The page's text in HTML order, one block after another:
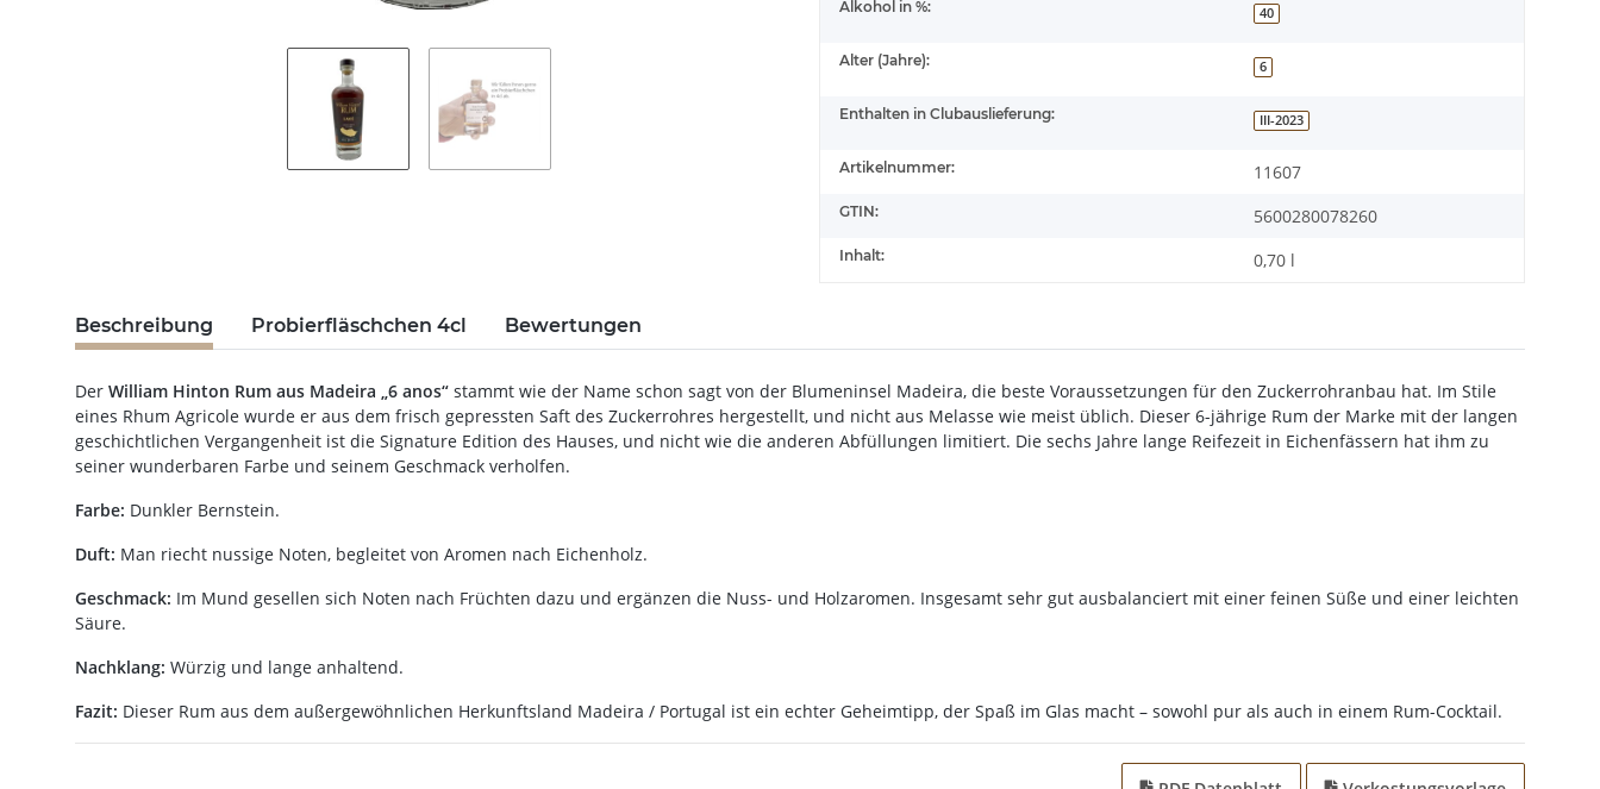
Alkohol in %: 40
Alter (Jahre): 6
Enthalten in Clubauslieferung: III-2023
Artikelnummer: 11607
GTIN: 5600280078260
Inhalt: 0,70 l
Beschreibung Probierfläschchen 4cl Bewertungen
Der William Hinton Rum aus Madeira „6 anos“ stammt wie der Name schon sagt von der Blumeninsel Madeira, die beste Voraussetzungen für den Zuckerrohranbau hat. Im Stile
eines Rhum Agricole wurde er aus dem frisch gepressten Saft des Zuckerrohres hergestellt, und nicht aus Melasse wie meist üblich. Dieser 6-jährige Rum der Marke mit der langen
geschichtlichen Vergangenheit ist die Signature Edition des Hauses, und nicht wie die anderen Abfüllungen limitiert. Die sechs Jahre lange Reifezeit in Eichenfässern hat ihm zu
seiner wunderbaren Farbe und seinem Geschmack verholfen.
Farbe: Dunkler Bernstein.
Duft: Man riecht nussige Noten, begleitet von Aromen nach Eichenholz.
Geschmack: Im Mund gesellen sich Noten nach Früchten dazu und ergänzen die Nuss- und Holzaromen. Insgesamt sehr gut ausbalanciert mit einer feinen Süße und einer leichten
Säure.
Nachklang: Würzig und lange anhaltend.
Fazit: Dieser Rum aus dem außergewöhnlichen Herkunftsland Madeira / Portugal ist ein echter Geheimtipp, der Spaß im Glas macht – sowohl pur als auch in einem Rum-Cocktail.